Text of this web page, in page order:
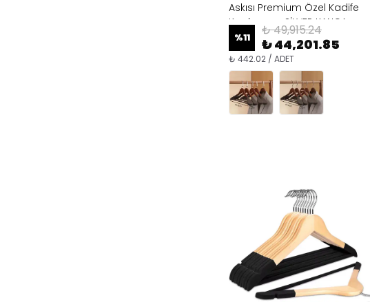
Askısı Premium Özel Kadife
Kaplama - SİLVER KANCA
%11 ₺ 49,915.24
₺ 44,201.85
₺ 442.02 / ADET